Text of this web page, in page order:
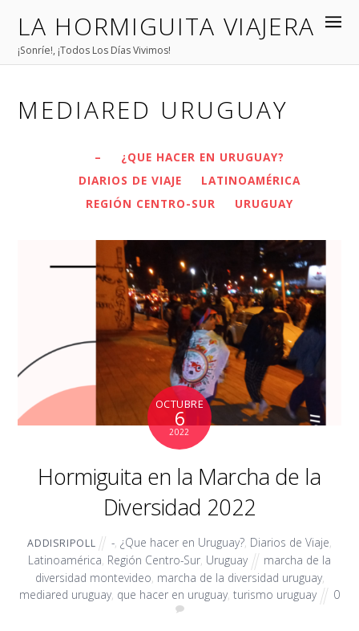
LA HORMIGUITA VIAJERA
¡Sonríe!, ¡Todos Los Días Vivimos!
MEDIARED URUGUAY
–
¿QUE HACER EN URUGUAY?
DIARIOS DE VIAJE
LATINOAMÉRICA
REGIÓN CENTRO-SUR
URUGUAY
OCTUBRE
6
2022
Hormiguita en la Marcha de la
Diversidad 2022
ADDISRIPOLL -, ¿Que hacer en Uruguay?, Diarios de Viaje
Latinoamérica Región Centro-Sur, Uruguay
marcha de la
diversidad montevideo, marcha de la diversidad uruguay,
mediared uruguay, que hacer en uruguay,turismo uruguay 0